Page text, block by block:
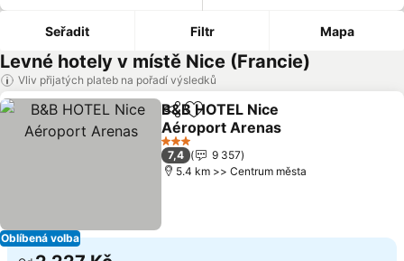
Seřadit Filtr Mapa
Levné hotely v místě Nice (Francie)
Vliv přijatých plateb na pořadí výsledků
Oblíbená volba
SdíletPřidat na seznam oblíbených
B&B HOTEL Nice
Aéroport Arenas
Ukázat ceny
3 Počet hvězdiček
7,4
9 357
5.4 km >> Centrum města